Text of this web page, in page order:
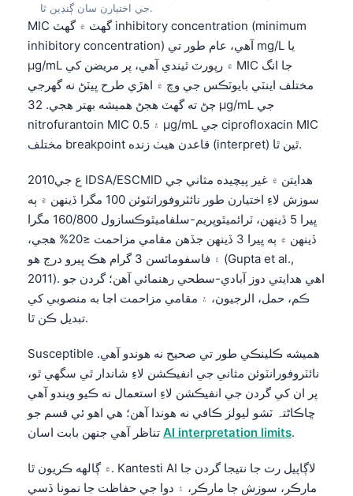
جي اختيارن سان ڳنڍين ٿا.
MIC گهٽ ۾ گهٽ inhibitory concentration (minimum
inhibitory concentration) آهي، عام طور تي mg/L يا
µg/mL ۾ رپورٽ ٿيندي آهي، پر مريضن کي MIC جا انگ
مختلف اينٽي بايوٽڪس جي وچ ۾ اهڙي طرح ڀيٽڻ نه گهرجي
ڄڻ ته گهٽ هجڻ هميشه بهتر هجي. 32 µg/mL جي
nitrofurantoin MIC ۽ 0.5 µg/mL جي ciprofloxacin MIC
مختلف breakpoint قاعدن هيٺ زنده (interpret) ٿين ٿا.
2010ع جي IDSA/ESCMID هدايتن ۾ غير پيچيده مثاني جي
سوزش لاءِ اختيارن طور نائٽروفورانٽوئن 100 مگرا ڏينهن ۾ ٻه
ڀيرا 5 ڏينهن، ٽرائميٿوپريم-سلفاميٿوڪسازول 160/800 مگرا
ڏينهن ۾ ٻه ڀيرا 3 ڏينهن جڏهن مقامي مزاحمت ≤20% هجي،
۽ فاسفومائسن 3 گرام هڪ ڀيرو درج هو (Gupta et al.,
2011). اهي هدايتي دوز آبادي-سطحي رهنمائي آهن؛ گردن جو
ڪم، حمل، الرجيون، ۽ مقامي مزاحمت اڃا به منصوبي کي
تبديل ڪن ٿا.
Susceptible هميشه ڪلينڪي طور تي صحيح نه هوندو آهي.
نائٽروفورانٽوئن مثاني جي انفيڪشن لاءِ شاندار ٿي سگهي ٿو،
پر ان کي گردن جي انفيڪشن لاءِ استعمال نه ڪيو ويندو آهي
ڇاڪاڻ⁠تہ ٽشو ليولز ڪافي نه هوندا آهن؛ هي اهو ئي قسم جو
AI interpretation limits.
۾ ڳالهه ڪريون ٿا. Kantesti AI لاڳاپيل رت جا نتيجا گردن جا
مارڪر، سوزش جا مارڪر، ۽ دوا جي حفاظت جا نمونا ڏسي